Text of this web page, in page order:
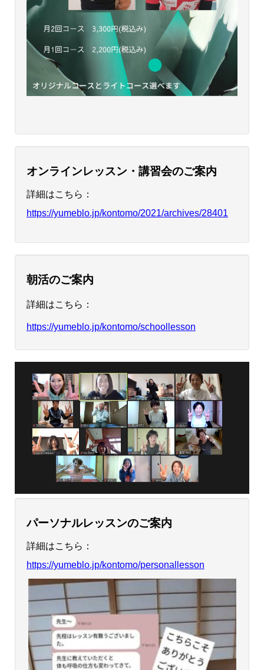
オンラインレッスン・講習会のご案内
詳細はこちら：
https://yumeblo.jp/kontomo/2021/archives/28401
朝活のご案内
詳細はこちら：
https://yumeblo.jp/kontomo/schoollesson
パーソナルレッスンのご案内
詳細はこちら：
https://yumeblo.jp/kontomo/personallesson